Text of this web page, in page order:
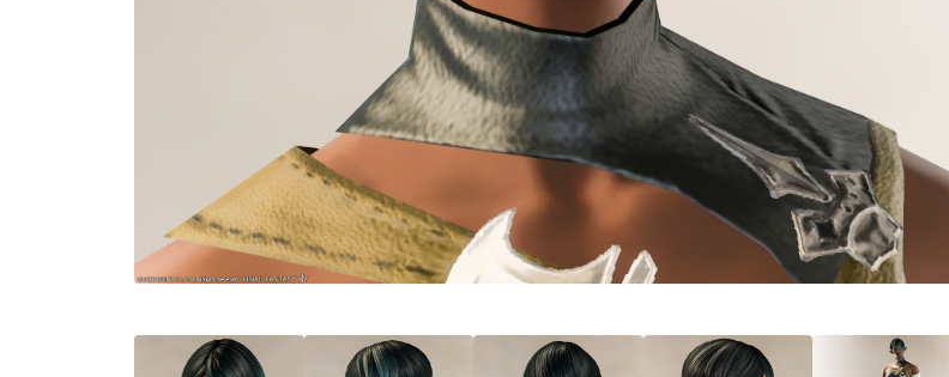
半袖
八分袖
東方風デザイン